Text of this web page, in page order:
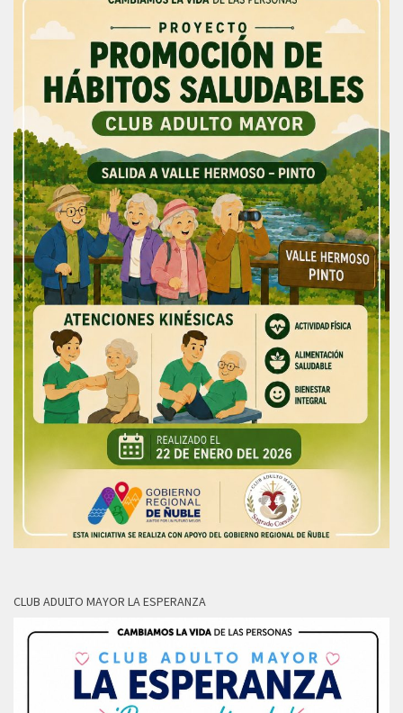
CLUB ADULTO MAYOR LA ESPERANZA